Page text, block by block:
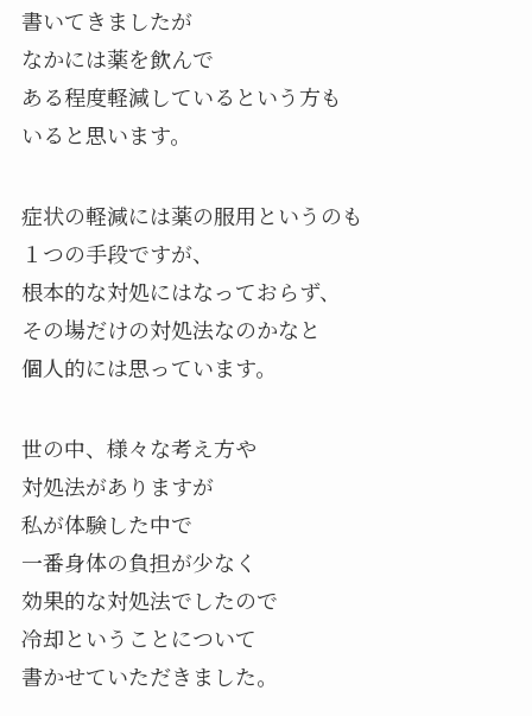
書いてきましたが
なかには薬を飲んで
ある程度軽減しているという方も
いると思います。
症状の軽減には薬の服用というのも
１つの手段ですが、
根本的な対処にはなっておらず、
その場だけの対処法なのかなと
個人的には思っています。
世の中、様々な考え方や
対処法がありますが
私が体験した中で
一番身体の負担が少なく
効果的な対処法でしたので
冷却ということについて
書かせていただきました。